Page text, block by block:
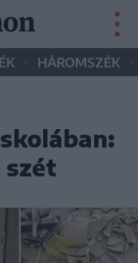
• HÁROMSZÉK •